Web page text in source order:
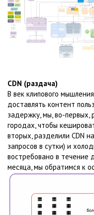
CDN (раздача)
В век клипового
доставлять контент
задержку, мы, во-первых,
городах, чтобы
вторых, разделили CDN
запросов в сутки) и
востребовано в течение
месяца, мы обратимся к